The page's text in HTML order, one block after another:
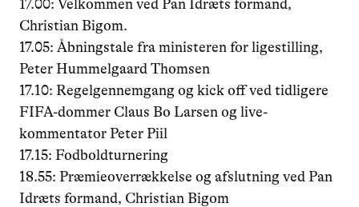
17.00: Velkommen ved Pan Idræts formand,
Christian Bigom.
17.05: Åbningstale fra ministeren for ligestilling,
Peter Hummelgaard Thomsen
17.10: Regelgennemgang og kick off ved tidligere
FIFA-dommer Claus Bo Larsen og live-
kommentator Peter Piil
17.15: Fodboldturnering
18.55: Præmieoverrækkelse og afslutning ved Pan
Idræts formand, Christian Bigom